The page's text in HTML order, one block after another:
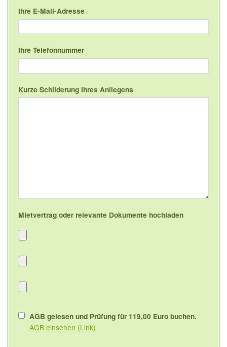
Ihre E-Mail-Adresse
Ihre Telefonnummer
Kurze Schilderung Ihres Anliegens
Mietvertrag oder relevante Dokumente hochladen
AGB gelesen und Prüfung für 119,00 Euro buchen.
AGB einsehen (Link)